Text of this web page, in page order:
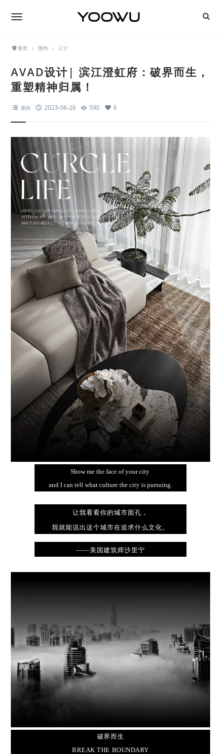
首页 › 室内 › 正文
AVAD设计| 滨江澄虹府：破界而生，
重塑精神归属！
室内 2023-06-26 590 6
Show me the face of your city
and I can tell what culture the city is pursuing.
让我看看你的城市面孔，
我就能说出这个城市在追求什么文化。
——美国建筑师沙里宁
破界而生
BREAK THE BOUNDARY